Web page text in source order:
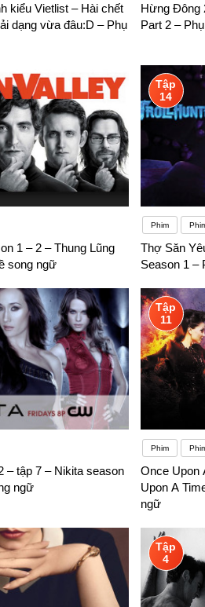
Một nghiên cứu cho rằng lo
kiểu Vietlist – Hài chết
dạng vừa đâu:D – Phụ
Hừng Đông
Part 2 –
1 – 2 – Thung Lũng
song ngữ
Tập
14
Phim
Thợ Săn
Season 1 –
– tập 7 – Nikita season
ngữ
Tập
11
Phim
Once Upon
Upon A
ngữ
Tập
4